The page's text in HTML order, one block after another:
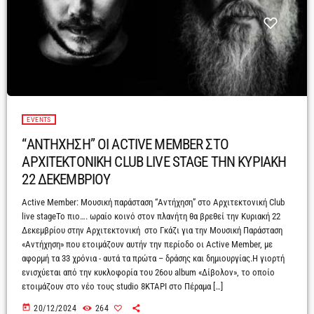
EVENTS
“ΑΝΤΗΧΗΣΗ” ΟΙ ACTIVE MEMBER ΣΤΟ
ΑΡΧΙΤΕΚΤΟΝΙΚΗ CLUB LIVE STAGE ΤΗΝ ΚΥΡΙΑΚΗ
22 ΔΕΚΕΜΒΡΙΟΥ
Active Member: Μουσική παράσταση “Αντήχηση” στο Αρχιτεκτονική Club
live stageΤο πιο…. ωραίο κοινό στον πλανήτη θα βρεθεί την Κυριακή 22
Δεκεμβρίου στην Αρχιτεκτονική στο Γκάζι για την Μουσική Παράσταση
«Αντήχηση» που ετοιμάζουν αυτήν την περίοδο οι Active Member, με
αφορμή τα 33 χρόνια - αυτά τα πρώτα – δράσης και δημιουργίας.Η γιορτή
ενισχύεται από την κυκλοφορία του 26ου album «Δίβολον», το οποίο
ετοιμάζουν στο νέο τους studio 8ΚΤΑΡΙ στο Πέραμα […]
today 20/12/2024 264